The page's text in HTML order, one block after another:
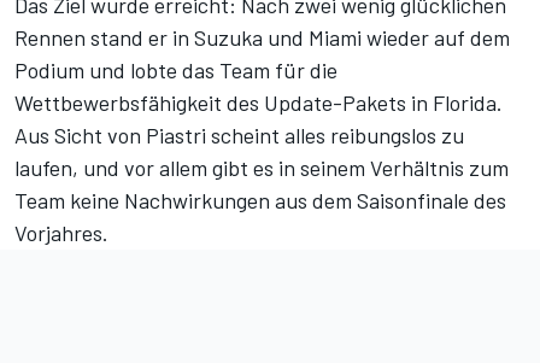
Rennen stand er in Suzuka und Miami wieder auf dem
Podium und lobte das Team für die
Wettbewerbsfähigkeit des Update-Pakets in Florida.
Aus Sicht von Piastri scheint alles reibungslos zu
laufen, und vor allem gibt es in seinem Verhältnis zum
Team keine Nachwirkungen aus dem Saisonfinale des
Vorjahres.